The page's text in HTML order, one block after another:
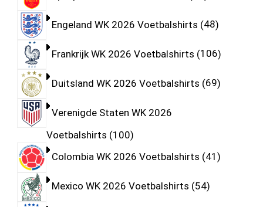
Engeland WK 2026 Voetbalshirts 48
Frankrijk WK 2026 Voetbalshirts 106
Duitsland WK 2026 Voetbalshirts 69
Verenigde Staten WK 2026
Voetbalshirts 100
Colombia WK 2026 Voetbalshirts 41
Mexico WK 2026 Voetbalshirts 54